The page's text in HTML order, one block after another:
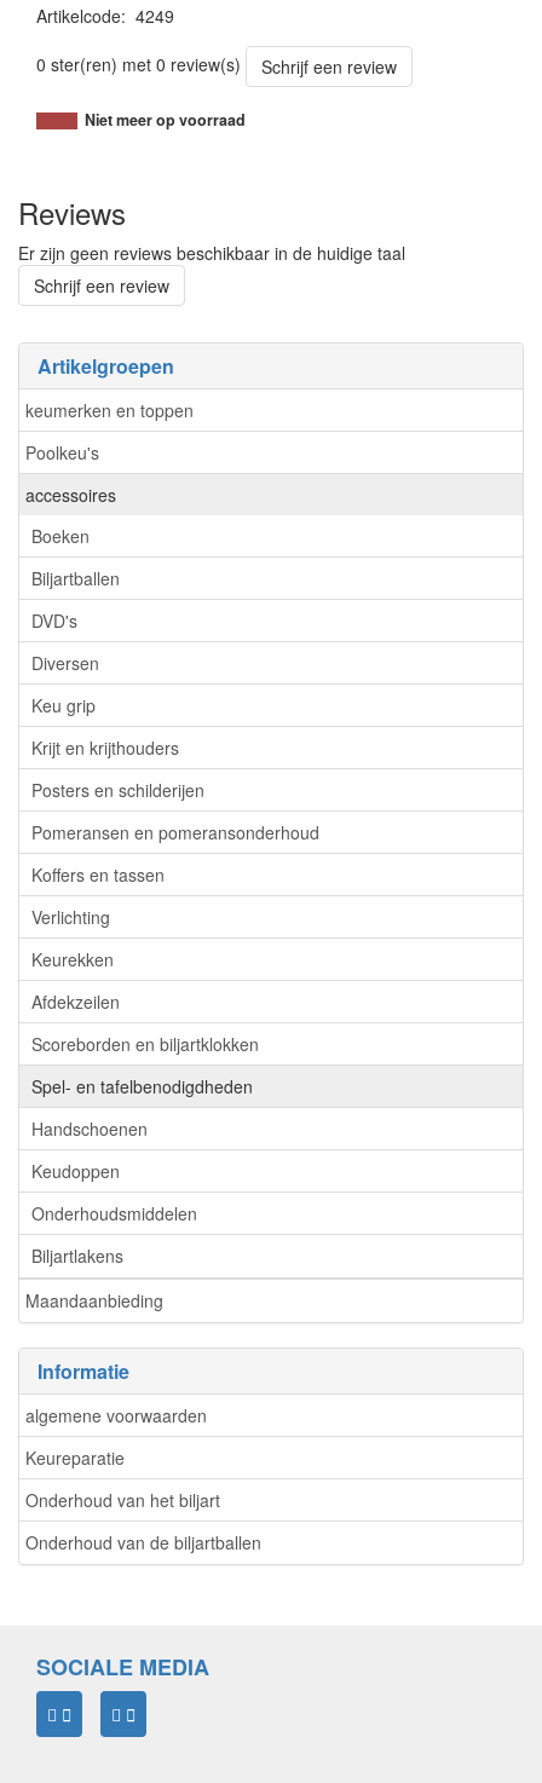
Artikelgroepen
keumerken en toppen
Poolkeu's
accessoires
Boeken
Biljartballen
DVD's
Diversen
Keu grip
Krijt en krijthouders
Posters en schilderijen
Pomeransen en pomeransonderhoud
Koffers en tassen
Verlichting
Keurekken
Afdekzeilen
Scoreborden en biljartklokken
Spel- en tafelbenodigdheden
Handschoenen
Keudoppen
Onderhoudsmiddelen
Biljartlakens
Maandaanbieding
Informatie
algemene voorwaarden
Keureparatie
Onderhoud van het biljart
Onderhoud van de biljartballen
Artikelcode: 4249
0 ster(ren) met 0 review(s)
Schrijf een review
Niet meer op voorraad
Reviews
Er zijn geen reviews beschikbaar in de huidige taal
Schrijf een review
SOCIALE MEDIA